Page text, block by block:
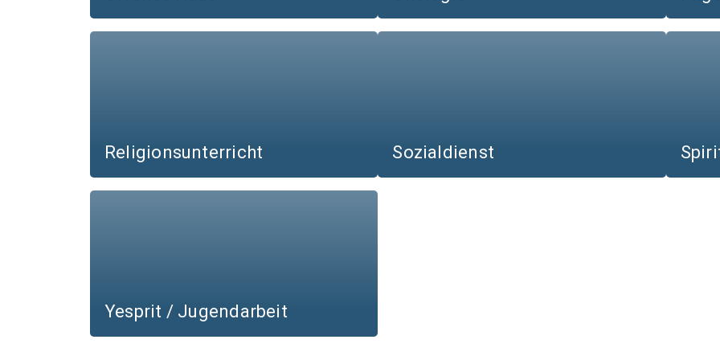
Religionsunterricht Sozialdienst
Yesprit / Jugendarbeit